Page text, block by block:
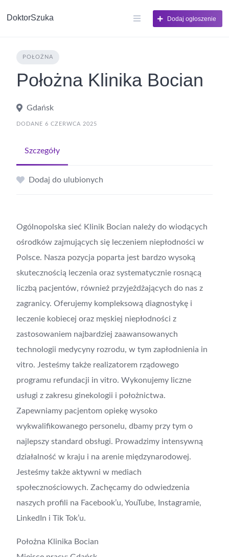
DoktorSzuka Dodaj ogłoszenie
POŁOŻNA
Położna Klinika Bocian
Gdańsk
DODANE 6 CZERWCA 2025
Szczegóły
Dodaj do ulubionych
Ogólnopolska sieć Klinik Bocian należy do wiodących
ośrodków zajmujących się leczeniem niepłodności w
Polsce. Nasza pozycja poparta jest bardzo wysoką
skutecznością leczenia oraz systematycznie rosnącą
liczbą pacjentów, również przyjeżdżających do nas z
zagranicy. Oferujemy kompleksową diagnostykę i
leczenie kobiecej oraz męskiej niepłodności z
zastosowaniem najbardziej zaawansowanych
technologii medycyny rozrodu, w tym zapłodnienia in
vitro. Jesteśmy także realizatorem rządowego
programu refundacji in vitro. Wykonujemy liczne
usługi z zakresu ginekologii i położnictwa.
Zapewniamy pacjentom opiekę wysoko
wykwalifikowanego personelu, dbamy przy tym o
najlepszy standard obsługi. Prowadzimy intensywną
działalność w kraju i na arenie międzynarodowej.
Jesteśmy także aktywni w mediach
społecznościowych. Zachęcamy do odwiedzenia
naszych profili na Facebook’u, YouTube, Instagramie,
LinkedIn i Tik Tok’u.
Położna Klinika Bocian